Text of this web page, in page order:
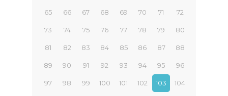
65 66 67 68 69 70 71 72
73 74 75 76 77 78 79 80
81 82 83 84 85 86 87 88
89 90 91 92 93 94 95 96
97 98 99 100 101 102 103 104